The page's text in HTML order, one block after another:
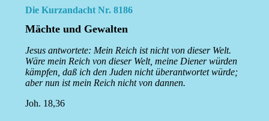
Die Kurzandacht Nr. 8186
Mächte und Gewalten
Jesus antwortete: Mein Reich ist nicht von dieser Welt.
Wäre mein Reich von dieser Welt, meine Diener würden
kämpfen, daß ich den Juden nicht überantwortet würde;
aber nun ist mein Reich nicht von dannen.
Joh. 18,36